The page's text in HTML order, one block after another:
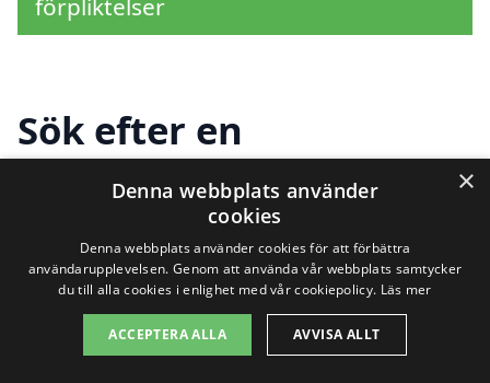
Sök efter en
professionell för
fasadmålning i andra
städer nära Västra
Hagen
×
Denna webbplats använder
cookies
Denna webbplats använder cookies för att förbättra
användarupplevelsen. Genom att använda vår webbplats samtycker
du till alla cookies i enlighet med vår cookiepolicy. Läs mer
ACCEPTERA ALLA AVVISA ALLT